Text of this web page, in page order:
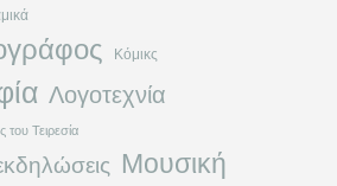
Κόμικς
Λογοτεχνία
Τειρεσία
Μουσική